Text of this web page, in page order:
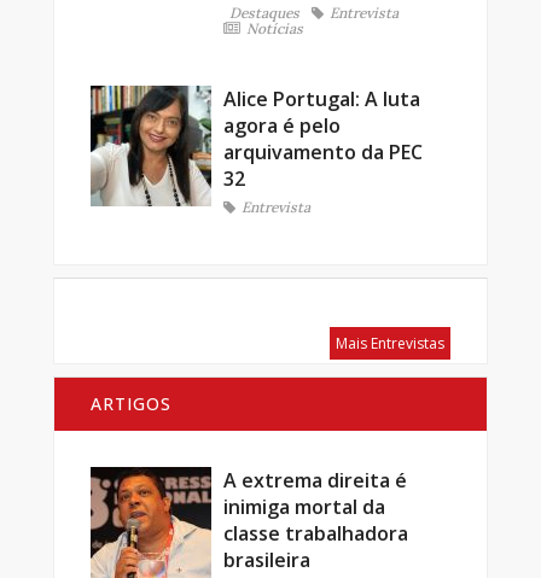
Destaques
Entrevista
Notícias
Alice Portugal: A luta
agora é pelo
arquivamento da PEC
32
Entrevista
Mais Entrevistas
ARTIGOS
A extrema direita é
inimiga mortal da
classe trabalhadora
brasileira